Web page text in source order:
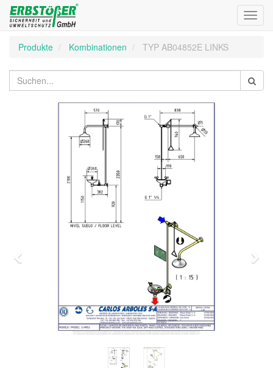
Produkte
Kombinationen TYP AB04852E LINKS